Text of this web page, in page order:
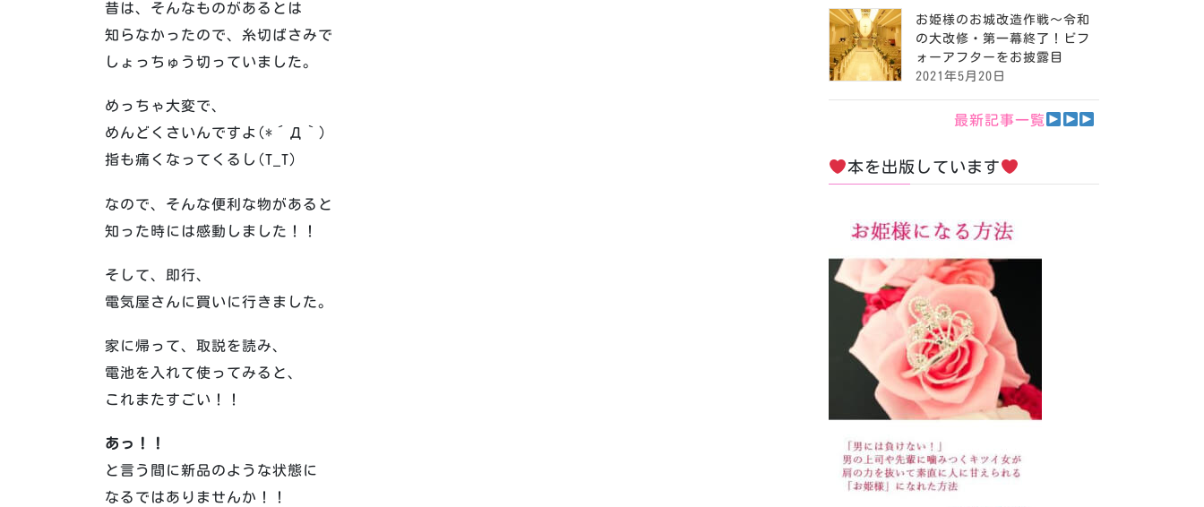
昔は、そんなものがあるとは
知らなかったので、糸切ばさみで
しょっちゅう切っていました。
めっちゃ大変で、
めんどくさいんですよ(*´Д｀)
指も痛くなってくるし(T_T)
なので、そんな便利な物があると
知った時には感動しました！！
そして、即行、
電気屋さんに買いに行きました。
家に帰って、取説を読み、
電池を入れて使ってみると、
これまたすごい！！
あっ！！
と言う間に新品のような状態に
なるではありませんか！！
お姫様のお城改造作戦〜令和
の大改修・第一幕終了！ビフ
ォーアフターをお披露目
2021年5月20日
最新記事一覧
本を出版しています